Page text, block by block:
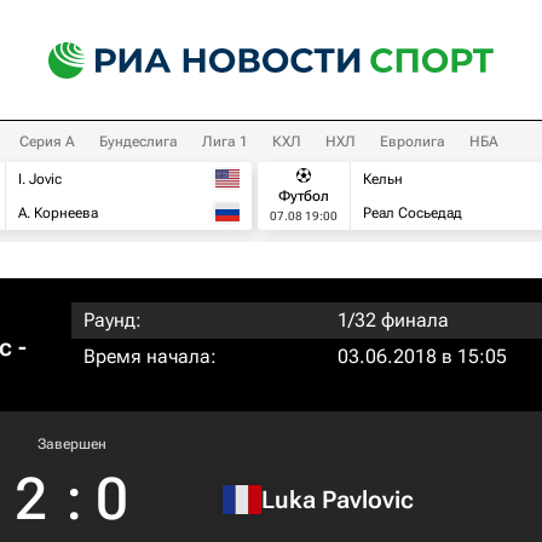
Серия А Бундеслига Лига 1 КХЛ НХЛ Евролига НБА
I. Jovic
А. Корнеева
Футбол
07.08 19:00
Кельн
Реал Сосьедад
-
Раунд:
1/32 финала
Время начала:
03.06.2018 в 15:05
Завершен
2 : 0 Luka Pavlovic